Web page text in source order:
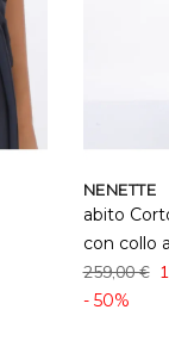
NENETTE
abito
con collo
259,00 €
- 50%